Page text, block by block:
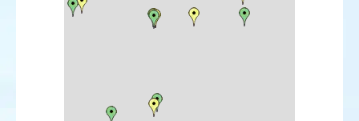
Traquet isabelle
Pouillot de Schwarz
Rémiz penduline